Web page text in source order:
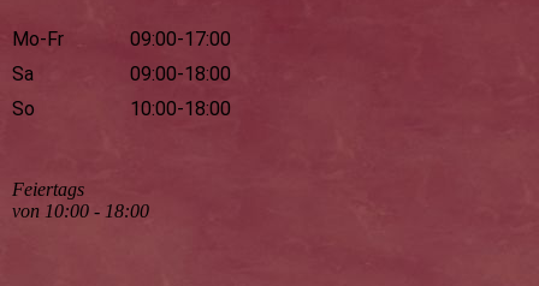
Mo-Fr
09:00-17:00
Sa
09:00-18:00
So
10:00-18:00
Feiertags
von 10:00 - 18:00